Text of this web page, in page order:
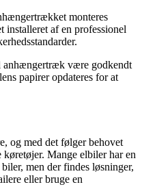
monteres
af en professionel
anhængertræk være godkendt
papirer opdateres for at
og med det følger behovet
Mange elbiler har en
men der findes løsninger,
eller bruge en